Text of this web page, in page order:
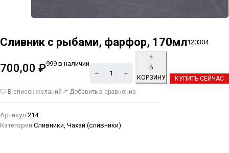
Сливник с рыбами, фарфор, 170мл120304
700,00 ₽999 в наличии
В
КОРЗИНУ
КУПИТЬ СЕЙЧАС
В список желаний Добавить в сравнение
Артикул:214
Категории:Сливники, Чахай (сливники)